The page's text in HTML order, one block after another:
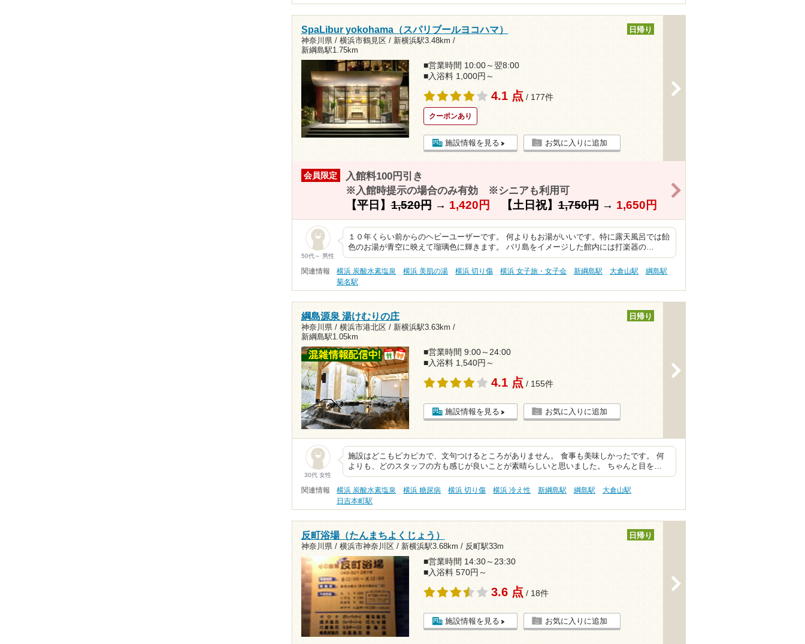
SpaLibur yokohama（スパリブールヨコハマ）
神奈川県 / 横浜市鶴見区 / 新横浜駅3.48km /
新綱島駅1.75km
日帰り
■営業時間 10:00～翌8:00
■入浴料 1,000円～
4.1 点 / 177件
クーポンあり
施設情報を見る お気に入りに追加
会員限定
入館料100円引き
※入館時提示の場合のみ有効 ※シニアも利用可
【平日】1,520円→ 1,420円 【土日祝】1,750円→ 1,650円
50代～ 男性
１０年くらい前からのヘビーユーザーです。 何よりもお湯がいいです。特に露天風呂では飴
色のお湯が青空に映えて瑠璃色に輝きます。 バリ島をイメージした館内には打楽器の…
関連情報 横浜 炭酸水素塩泉 横浜 美肌の湯 横浜 切り傷 横浜 女子旅・女子会 新綱島駅 大倉山駅
綱島駅
菊名駅
綱島源泉 湯けむりの庄
神奈川県 / 横浜市港北区 / 新横浜駅3.63km /
新綱島駅1.05km
日帰り
■営業時間 9:00～24:00
■入浴料 1,540円～
4.1 点 / 155件
施設情報を見る お気に入りに追加
30代 女性
施設はどこもピカピカで、文句つけるところがありません。 食事も美味しかったです。 何
よりも、どのスタッフの方も感じが良いことが素晴らしいと思いました。 ちゃんと目を…
関連情報 横浜 炭酸水素塩泉 横浜 糖尿病 横浜 切り傷 横浜 冷え性 新綱島駅 綱島駅
大倉山駅
日吉本町駅
反町浴場（たんまちよくじょう）
神奈川県 / 横浜市神奈川区 / 新横浜駅3.68km / 反町駅33m
日帰り
■営業時間 14:30～23:30
■入浴料 570円～
3.6 点 / 18件
施設情報を見る お気に入りに追加